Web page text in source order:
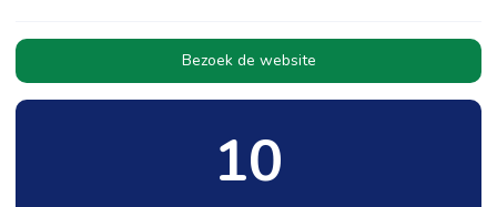
Bezoek de website
10